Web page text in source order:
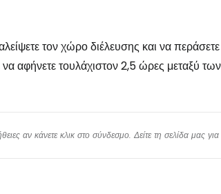
τον χώρο διέλευσης και να
αφήνετε τουλάχιστον 2,5 ώρες μεταξύ
αν κάνετε κλικ στο σύνδεσμο. Δείτε τη σελίδα μας για